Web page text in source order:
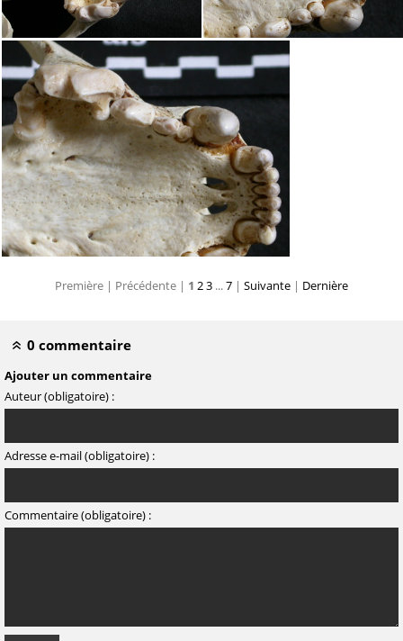
Première | Précédente | 1 23 ...7 | Suivante | Dernière
0 commentaire
Ajouter un commentaire
Auteur (obligatoire) :
Adresse e-mail (obligatoire) :
Commentaire (obligatoire) :